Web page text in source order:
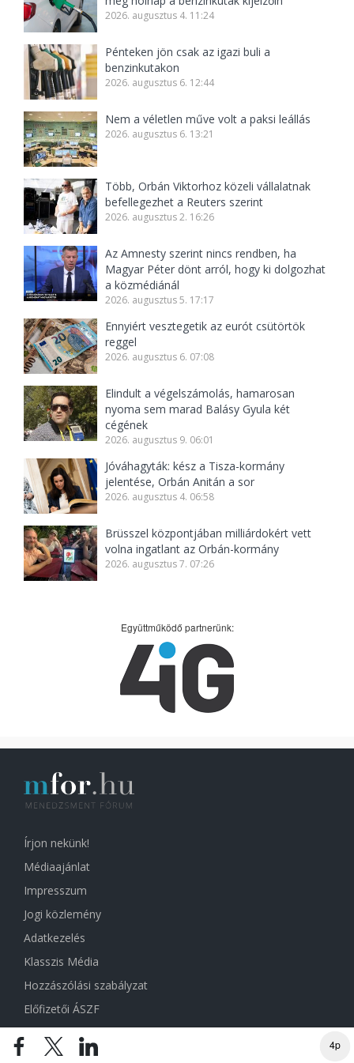
4p
2026. augusztus 4. 11:24
Pénteken jön csak az igazi buli a
benzinkutakon
2026. augusztus 6. 12:44
Nem a véletlen műve volt a paksi leállás
2026. augusztus 6. 13:21
Több, Orbán Viktorhoz közeli vállalatnak
befellegezhet a Reuters szerint
2026. augusztus 2. 16:26
Az Amnesty szerint nincs rendben, ha
Magyar Péter dönt arról, hogy ki dolgozhat
a közmédiánál
2026. augusztus 5. 17:17
Ennyiért vesztegetik az eurót csütörtök
reggel
2026. augusztus 6. 07:08
Elindult a végelszámolás, hamarosan
nyoma sem marad Balásy Gyula két
cégének
2026. augusztus 9. 06:01
Jóváhagyták: kész a Tisza-kormány
jelentése, Orbán Anitán a sor
2026. augusztus 4. 06:58
Brüsszel központjában milliárdokért vett
volna ingatlant az Orbán-kormány
2026. augusztus 7. 07:26
Együttműködő partnerünk:
Írjon nekünk!
Médiaajánlat
Impresszum
Jogi közlemény
Adatkezelés
Klasszis Média
Hozzászólási szabályzat
Előfizetői ÁSZF
Sütibeállítások